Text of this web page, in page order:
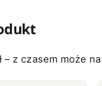
– z czasem może